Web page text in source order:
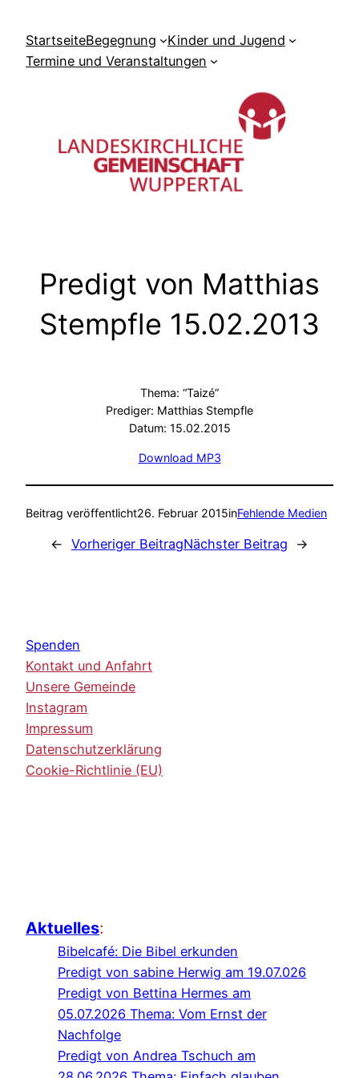
Inhalt
springen
StartseiteBegegnung
Kinder und Jugend
Termine und Veranstaltungen
Predigt von Matthias
Stempfle 15.02.2013
Thema: “Taizé”
Prediger: Matthias Stempfle
Datum: 15.02.2015
Download MP3
Beitrag veröffentlicht26. Februar 2015inFehlende Medien
← Vorheriger BeitragNächster Beitrag →
Spenden
Kontakt und Anfahrt
Unsere Gemeinde
Instagram
Impressum
Datenschutzerklärung
Cookie-Richtlinie (EU)
Aktuelles:
Bibelcafé: Die Bibel erkunden
Predigt von sabine Herwig am 19.07.026
Predigt von Bettina Hermes am
05.07.2026 Thema: Vom Ernst der
Nachfolge
Predigt von Andrea Tschuch am